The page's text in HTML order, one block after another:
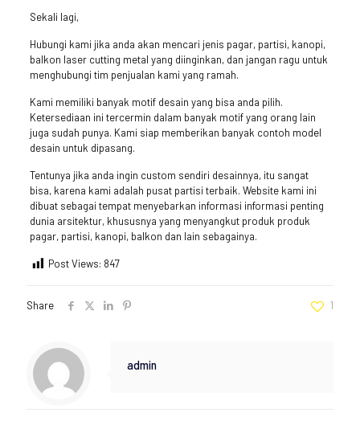
Sekali lagi,
Hubungi kami jika anda akan mencari jenis pagar, partisi, kanopi,
balkon laser cutting metal yang diinginkan, dan jangan ragu untuk
menghubungi tim penjualan kami yang ramah.
Kami memiliki banyak motif desain yang bisa anda pilih.
Ketersediaan ini tercermin dalam banyak motif yang orang lain
juga sudah punya. Kami siap memberikan banyak contoh model
desain untuk dipasang.
Tentunya jika anda ingin custom sendiri desainnya, itu sangat
bisa, karena kami adalah pusat partisi terbaik. Website kami ini
dibuat sebagai tempat menyebarkan informasi informasi penting
dunia arsitektur, khususnya yang menyangkut produk produk
pagar, partisi, kanopi, balkon dan lain sebagainya.
Post Views: 847
Share 1
admin